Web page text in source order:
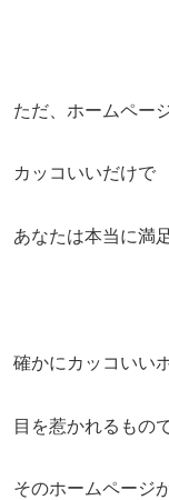
ただ、ホームペー
カッコいいだけで
あなたは本当に満
確かにカッコいい
目を惹かれるもの
そのホームページ